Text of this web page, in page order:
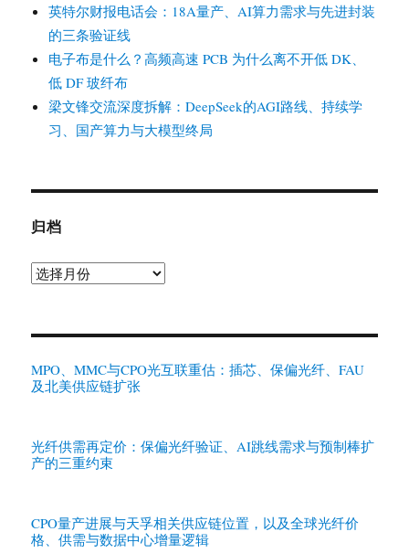
英特尔财报电话会：18A量产、AI算力需求与先进封装
的三条验证线
电子布是什么？高频高速 PCB 为什么离不开低 DK、
低 DF 玻纤布
梁文锋交流深度拆解：DeepSeek的AGI路线、持续学
习、国产算力与大模型终局
归档
归
MPO、MMC与CPO光互联重估：插芯、保偏光纤、FAU
及北美供应链扩张
光纤供需再定价：保偏光纤验证、AI跳线需求与预制棒扩
产的三重约束
CPO量产进展与天孚相关供应链位置，以及全球光纤价
格、供需与数据中心增量逻辑